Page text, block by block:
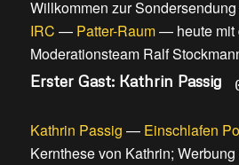
Willkommen zur Sondersendung
IRC — Patter-Raum— heute mit
Moderationsteam Ralf
Erster Gast: Kathrin Passig
Kathrin Passig — Einschlafen
Kernthese von Kathrin;